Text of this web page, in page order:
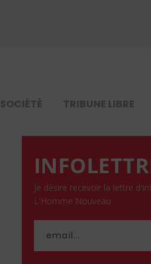
SOCIÉTÉ TRIBUNE LIBRE
Je désire recevoir la lettre
L'Homme Nouveau